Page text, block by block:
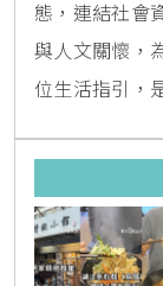
態，連結社會
與人文關懷，
位生活指引，